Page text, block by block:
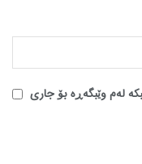
لەم وێبگەڕە بۆ جاری